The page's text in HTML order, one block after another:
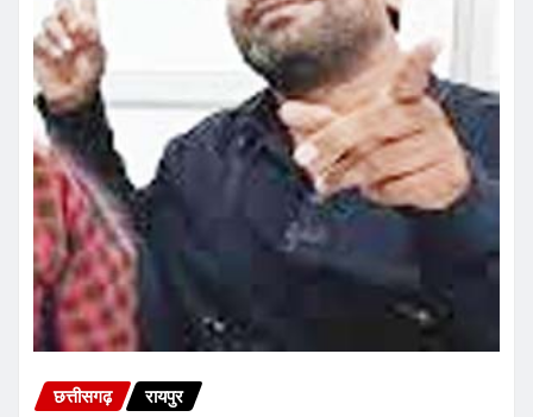
छत्तीसगढ़ रायपुर